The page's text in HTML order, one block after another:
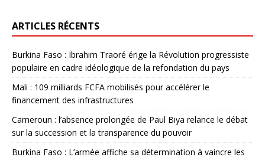
ARTICLES RÉCENTS
Burkina Faso : Ibrahim Traoré érige la Révolution progressiste
populaire en cadre idéologique de la refondation du pays
Mali : 109 milliards FCFA mobilisés pour accélérer le
financement des infrastructures
Cameroun : l’absence prolongée de Paul Biya relance le débat
sur la succession et la transparence du pouvoir
Burkina Faso : L’armée affiche sa détermination à vaincre les